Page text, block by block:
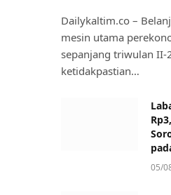
Dailykaltim.co –
mesin utama
sepanjang triwulan II-
ketidakpastian…
05/